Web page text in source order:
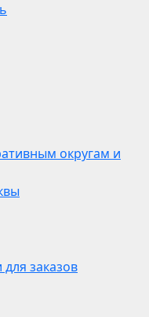
округам и
заказов